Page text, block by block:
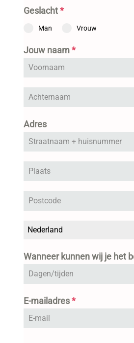
Geslacht*
Man Vrouw
Jouw naam*
Adres
Nederland
Wanneer kunnen wij je het
E-mailadres*